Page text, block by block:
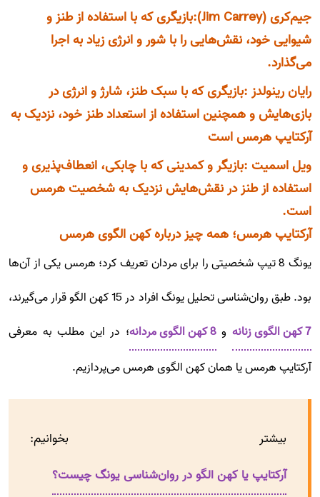
جیم‌کری (Jim Carrey):بازیگری که با استفاده از طنز و
شیوایی خود، نقش‌هایی را با شور و انرژی زیاد به اجرا
می‌گذارد.
رایان رینولدز :بازیگری که با سبک طنز، شارژ و انرژی در
بازی‌هایش و همچنین استفاده از استعداد طنز خود، نزدیک به
آرکتایپ هرمس است
ویل اسمیت :بازیگر و کمدینی که با چابکی، انعطاف‌پذیری و
استفاده از طنز در نقش‌هایش نزدیک به شخصیت هرمس
است.
آرکتایپ هرمس؛ همه چیز درباره کهن الگوی هرمس
یونگ 8 تیپ شخصیتی را برای مردان تعریف کرد؛ هرمس یکی از آن‌ها
بود. طبق روان‌شناسی تحلیل یونگ افراد در 15 کهن الگو قرار می‌گیرند،
7 کهن الگوی زنانه
و8 کهن الگوی مردانه
؛ در این مطلب به معرفی
آرکتایپ هرمس یا همان کهن الگوی هرمس می‌پردازیم.
بیشتر بخوانیم:
آرکتایپ یا کهن الگو در روان‌شناسی یونگ چیست؟